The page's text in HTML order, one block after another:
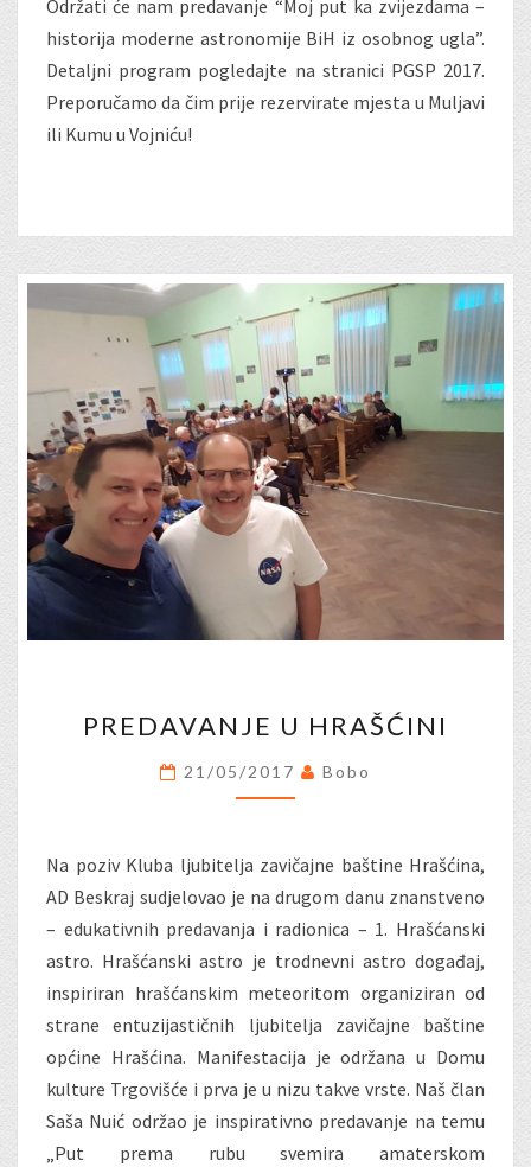
Održati će nam predavanje “Moj put ka zvijezdama –
historija moderne astronomije BiH iz osobnog ugla”.
Detaljni program pogledajte na stranici PGSP 2017.
Preporučamo da čim prije rezervirate mjesta u Muljavi
ili Kumu u Vojniću!
U
HRAŠĆINI
PREDAVANJE U HRAŠĆINI
21/05/2017 Bobo
Na poziv Kluba ljubitelja zavičajne baštine Hrašćina,
AD Beskraj sudjelovao je na drugom danu znanstveno
– edukativnih predavanja i radionica – 1. Hrašćanski
astro. Hrašćanski astro je trodnevni astro događaj,
inspiriran hrašćanskim meteoritom organiziran od
strane entuzijastičnih ljubitelja zavičajne baštine
općine Hrašćina. Manifestacija je održana u Domu
kulture Trgovišće i prva je u nizu takve vrste. Naš član
Saša Nuić održao je inspirativno predavanje na temu
„Put prema rubu svemira amaterskom